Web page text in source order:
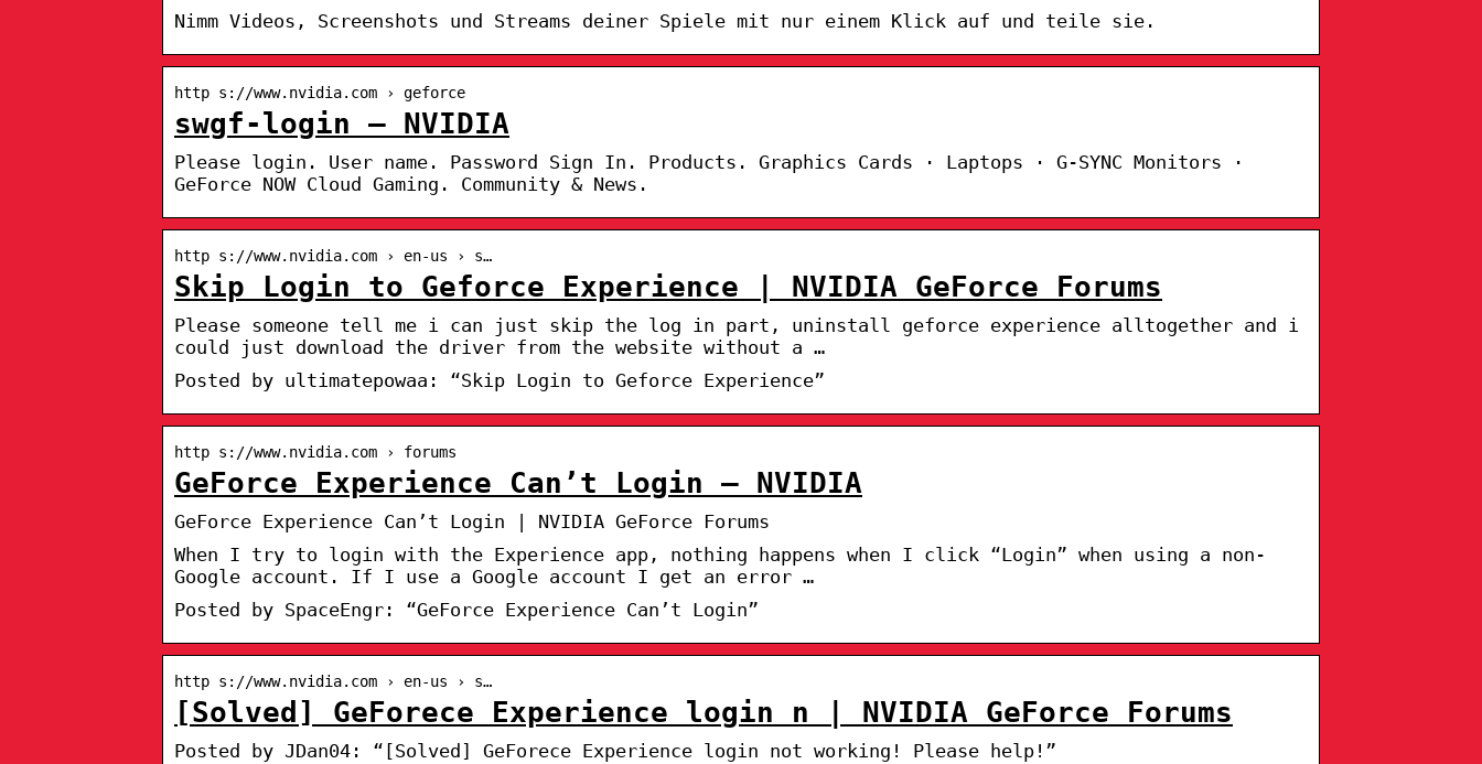
Nimm Videos, Screenshots und Streams deiner Spiele mit nur einem Klick auf und teile sie.
http s://www.nvidia.com › geforce
swgf-login – NVIDIA
Please login. User name. Password Sign In. Products. Graphics Cards · Laptops · G-SYNC Monitors ·
GeForce NOW Cloud Gaming. Community & News.
http s://www.nvidia.com › en-us › s…
Skip Login to Geforce Experience | NVIDIA GeForce Forums
Please someone tell me i can just skip the log in part, uninstall geforce experience alltogether and i
could just download the driver from the website without a …
Posted by ultimatepowaa: “Skip Login to Geforce Experience”
http s://www.nvidia.com › forums
GeForce Experience Can’t Login – NVIDIA
GeForce Experience Can’t Login | NVIDIA GeForce Forums
When I try to login with the Experience app, nothing happens when I click “Login” when using a non-
Google account. If I use a Google account I get an error …
Posted by SpaceEngr: “GeForce Experience Can’t Login”
http s://www.nvidia.com › en-us › s…
[Solved] GeForece Experience login n | NVIDIA GeForce Forums
Posted by JDan04: “[Solved] GeForece Experience login not working! Please help!”